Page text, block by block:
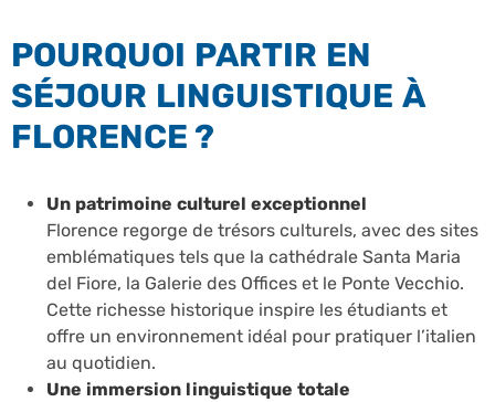
POURQUOI PARTIR EN
SÉJOUR LINGUISTIQUE À
FLORENCE ?
Un patrimoine culturel exceptionnel
Florence regorge de trésors culturels, avec des sites
emblématiques tels que la cathédrale Santa Maria
del Fiore, la Galerie des Offices et le Ponte Vecchio.
Cette richesse historique inspire les étudiants et
offre un environnement idéal pour pratiquer l’italien
au quotidien.
Une immersion linguistique totale